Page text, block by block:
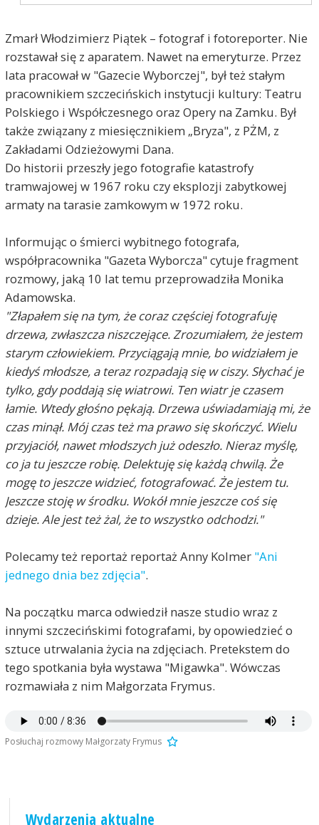
Zmarł Włodzimierz Piątek – fotograf i fotoreporter. Nie
rozstawał się z aparatem. Nawet na emeryturze. Przez
lata pracował w "Gazecie Wyborczej", był też stałym
pracownikiem szczecińskich instytucji kultury: Teatru
Polskiego i Współczesnego oraz Opery na Zamku. Był
także związany z miesięcznikiem „Bryza", z PŻM, z
Zakładami Odzieżowymi Dana.
Do historii przeszły jego fotografie katastrofy
tramwajowej w 1967 roku czy eksplozji zabytkowej
armaty na tarasie zamkowym w 1972 roku.
Informując o śmierci wybitnego fotografa,
współpracownika "Gazeta Wyborcza" cytuje fragment
rozmowy, jaką 10 lat temu przeprowadziła Monika
Adamowska.
"Złapałem się na tym, że coraz częściej fotografuję
drzewa, zwłaszcza niszczejące. Zrozumiałem, że jestem
starym człowiekiem. Przyciągają mnie, bo widziałem je
kiedyś młodsze, a teraz rozpadają się w ciszy. Słychać je
tylko, gdy poddają się wiatrowi. Ten wiatr je czasem
łamie. Wtedy głośno pękają. Drzewa uświadamiają mi, że
czas minął. Mój czas też ma prawo się skończyć. Wielu
przyjaciół, nawet młodszych już odeszło. Nieraz myślę,
co ja tu jeszcze robię. Delektuję się każdą chwilą. Że
mogę to jeszcze widzieć, fotografować. Że jestem tu.
Jeszcze stoję w środku. Wokół mnie jeszcze coś się
dzieje. Ale jest też żal, że to wszystko odchodzi."
Polecamy też reportaż reportaż Anny Kolmer "Ani
jednego dnia bez zdjęcia".
Na początku marca odwiedził nasze studio wraz z
innymi szczecińskimi fotografami, by opowiedzieć o
sztuce utrwalania życia na zdjęciach. Pretekstem do
tego spotkania była wystawa "Migawka". Wówczas
rozmawiała z nim Małgorzata Frymus.
Posłuchaj rozmowy Małgorzaty Frymus
Wydarzenia aktualne